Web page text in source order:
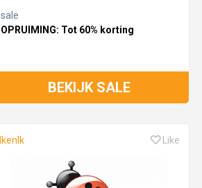
sale
OPRUIMING: Tot 60% korting
BEKIJK SALE
IkenIk Like